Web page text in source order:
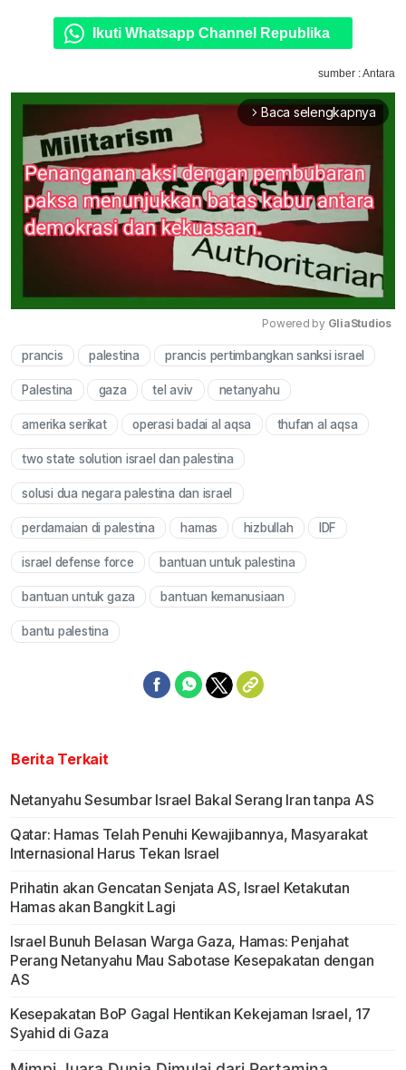
Ikuti Whatsapp Channel Republika
sumber : Antara
arrow_forward_ios Baca selengkapnya
Mute
Powered by GliaStudios
prancis palestina prancis pertimbangkan sanksi israel
Palestina gaza tel aviv netanyahu
amerika serikat operasi badai al aqsa thufan al aqsa
two state solution israel dan palestina
solusi dua negara palestina dan israel
perdamaian di palestina hamas hizbullah IDF
israel defense force bantuan untuk palestina
bantuan untuk gaza bantuan kemanusiaan
bantu palestina
Berita Terkait
Netanyahu Sesumbar Israel Bakal Serang Iran tanpa AS
Qatar: Hamas Telah Penuhi Kewajibannya, Masyarakat
Internasional Harus Tekan Israel
Prihatin akan Gencatan Senjata AS, Israel Ketakutan
Hamas akan Bangkit Lagi
Israel Bunuh Belasan Warga Gaza, Hamas: Penjahat
Perang Netanyahu Mau Sabotase Kesepakatan dengan
AS
Kesepakatan BoP Gagal Hentikan Kekejaman Israel, 17
Syahid di Gaza